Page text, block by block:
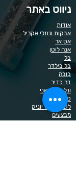
ניווט באתר
אודות
אבקות ונוזלי אקריל
אס אר
אנה לוטן
בל
בל בילדר
בובה
דר כדיר
ונליסה וקאני
טופ / בייס
לק רגיל לה יוניק
מבצעים
מוצרים לגבות וריסים